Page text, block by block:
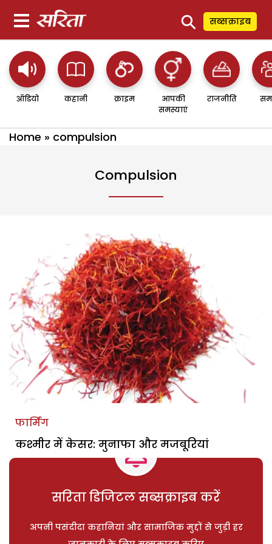
⚲ सब्सक्राइब
ऑडियो कहानी क्राइम
आपकी
समस्याएं
राजनीति
Home » compulsion
Compulsion
फार्मिंग
कश्मीर में केसर: मुनाफा और मजबूरियां
सरिता डिजिटल सब्सक्राइब करें
अपनी पसंदीदा कहानियां और सामाजिक मुद्दों से जुड़ी हर